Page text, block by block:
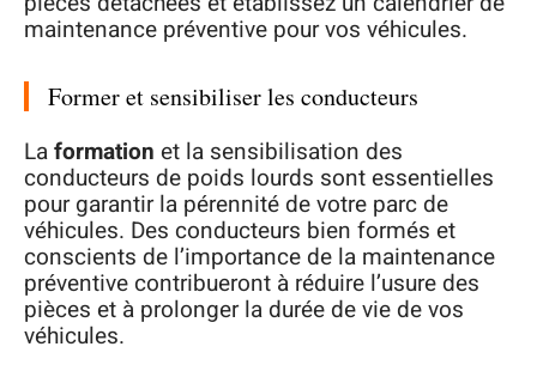
maintenance préventive pour vos véhicules.
Former et sensibiliser les conducteurs
Laformation et la sensibilisation des
conducteurs de poids lourds sont essentielles
pour garantir la pérennité de votre parc de
véhicules. Des conducteurs bien formés et
conscients de l’importance de la maintenance
préventive contribueront à réduire l’usure des
pièces et à prolonger la durée de vie de vos
véhicules.